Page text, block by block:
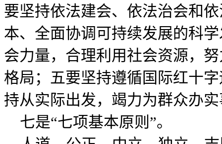
要坚持依法建会、依法治会和
本、全面协调可持续发展的科
会力量，合理利用社会资源，
格局；五要坚持遵循国际红十
持从实际出发，竭力为群众办
七是“七项基本原则”。